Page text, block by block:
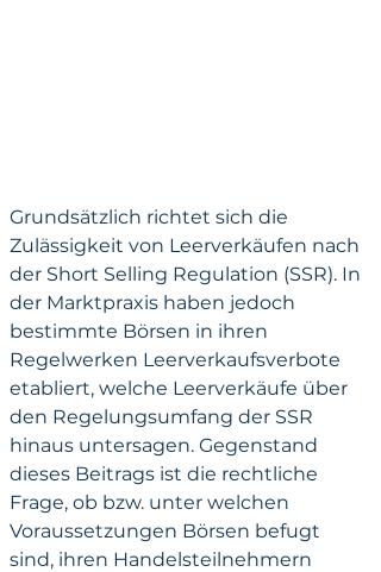
Grundsätzlich richtet sich die
Zulässigkeit von Leerverkäufen nach
der Short Selling Regulation (SSR). In
der Marktpraxis haben jedoch
bestimmte Börsen in ihren
Regelwerken Leerverkaufsverbote
etabliert, welche Leerverkäufe über
den Regelungsumfang der SSR
hinaus untersagen. Gegenstand
dieses Beitrags ist die rechtliche
Frage, ob bzw. unter welchen
Voraussetzungen Börsen befugt
sind, ihren Handelsteilnehmern